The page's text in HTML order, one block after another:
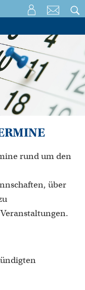
rund um den
über